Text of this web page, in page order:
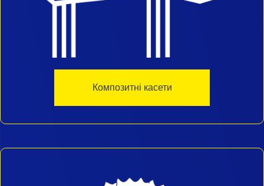
Композитні касети